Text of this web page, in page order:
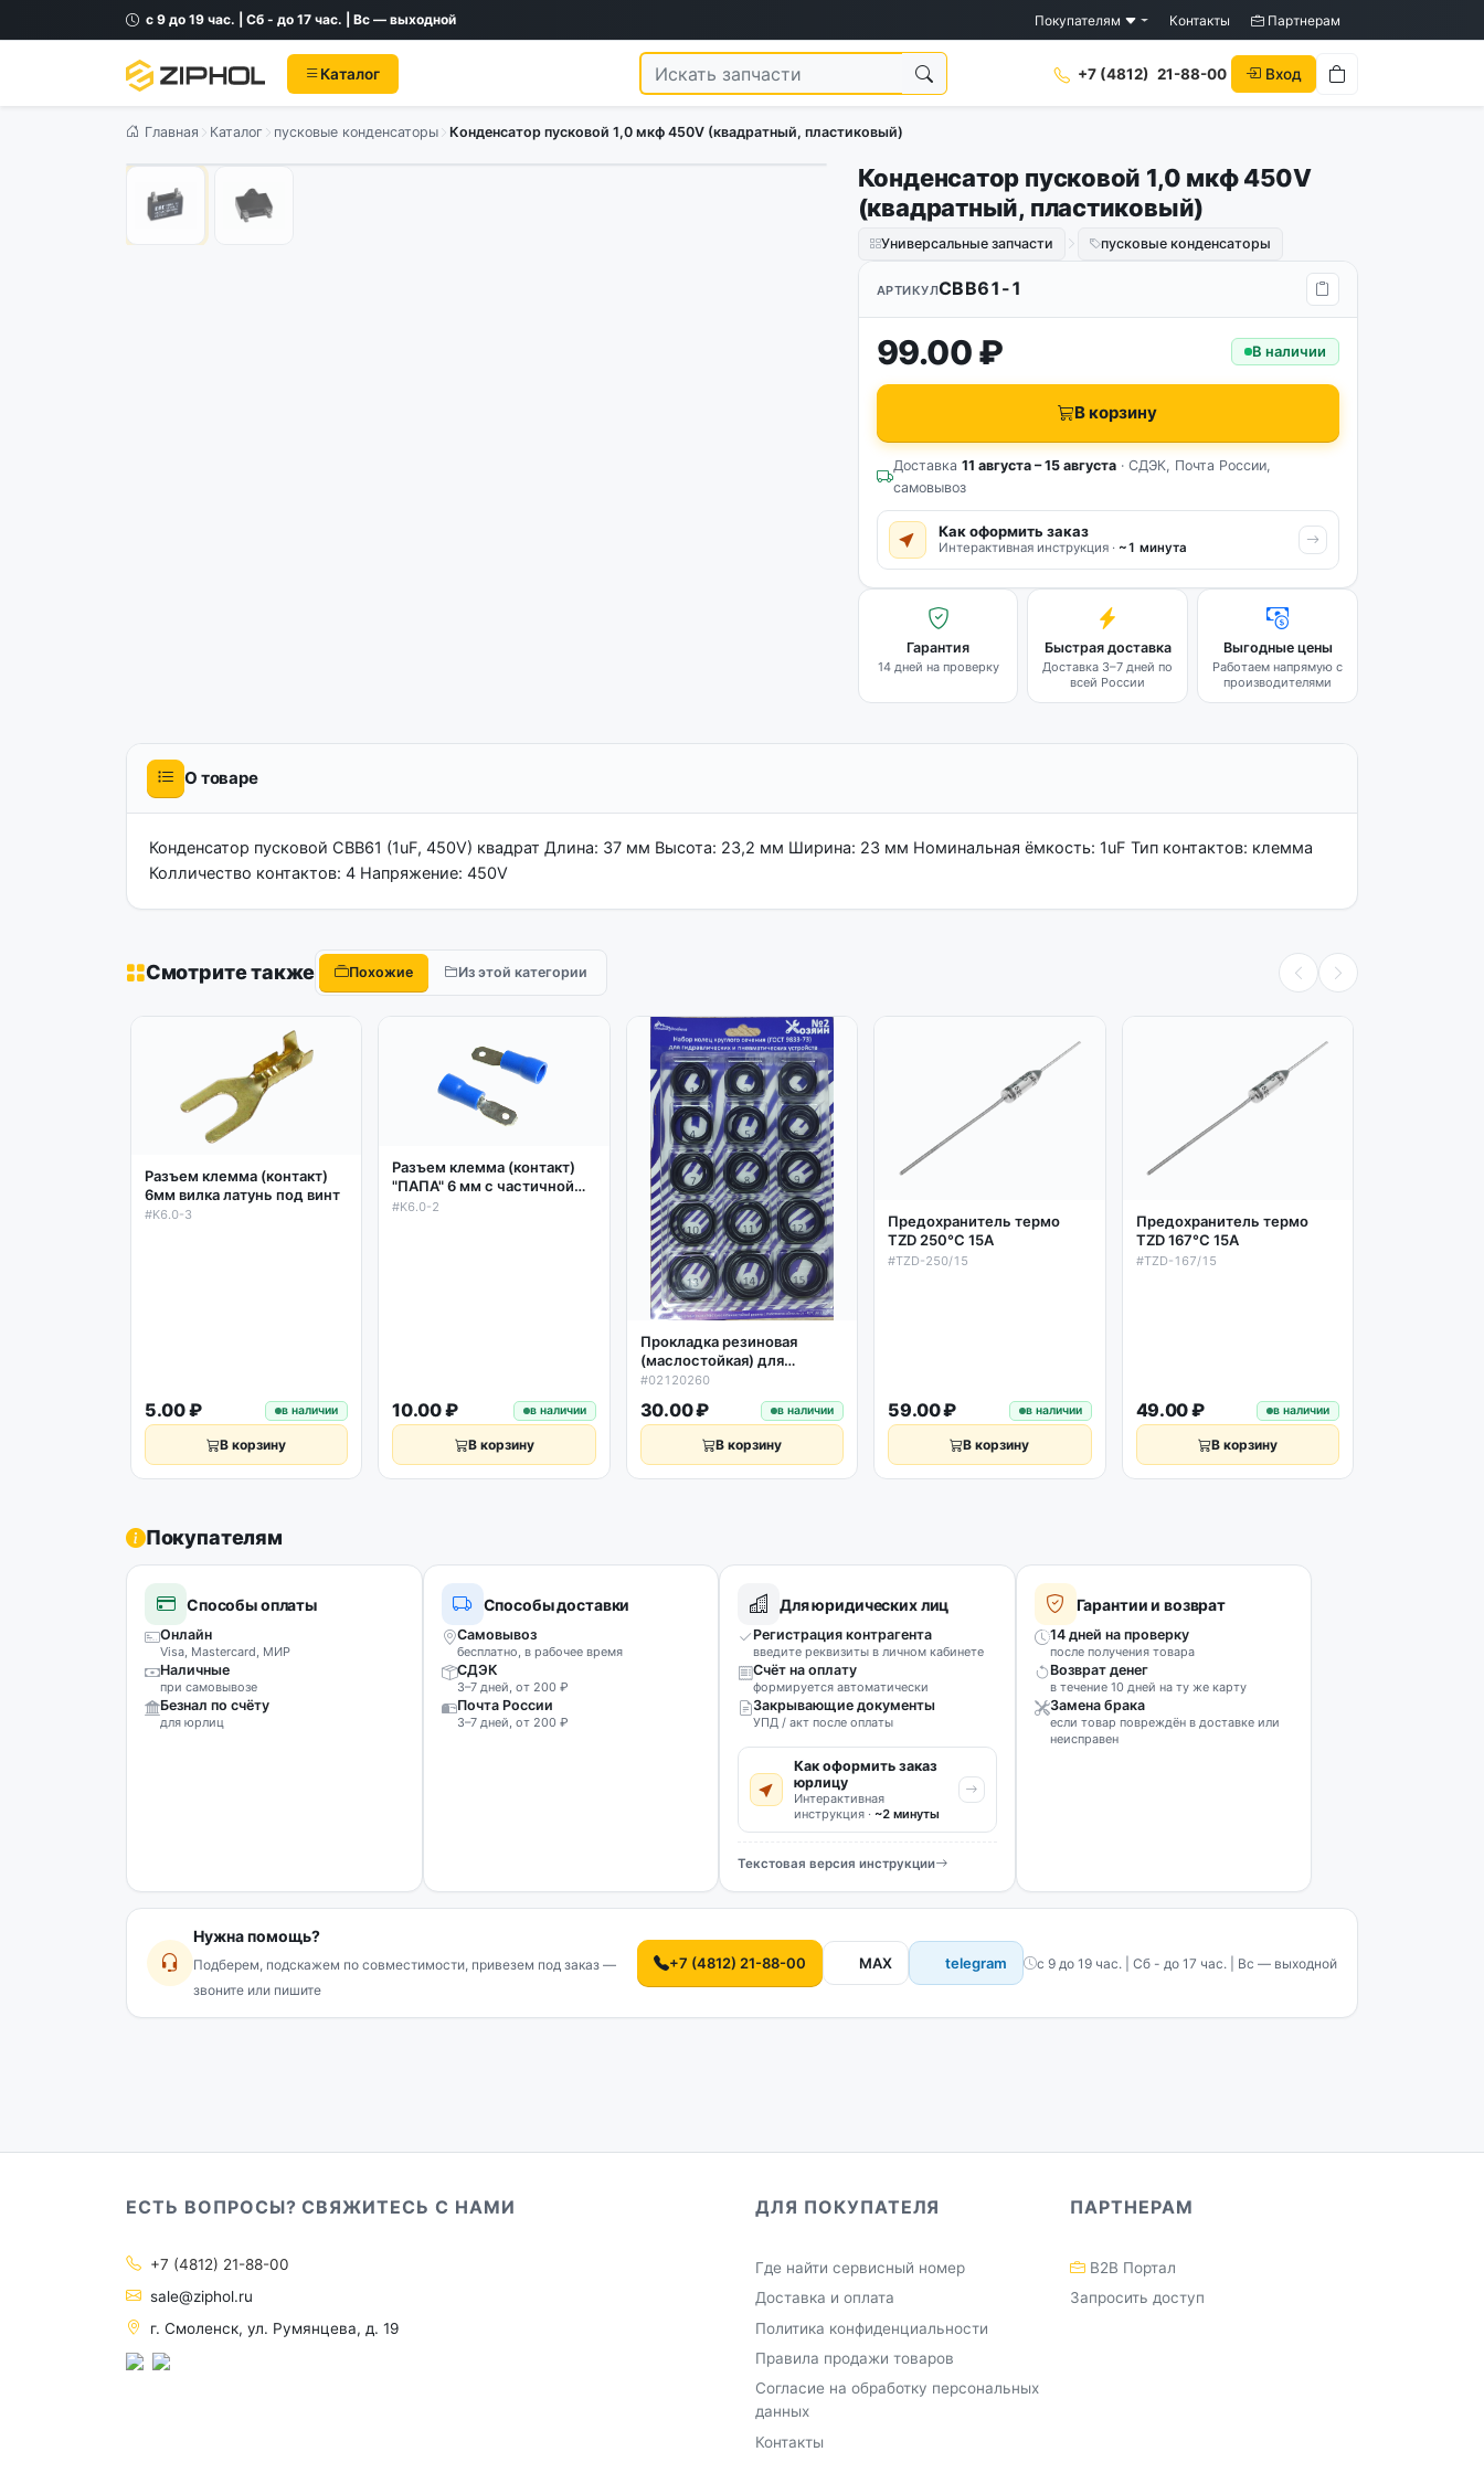
с 9 до 19 час. | Сб - до 17 час. | Вс — выходной Покупателям Контакты Партнерам
Каталог +7 (4812) 21-88-00 Вход
Главная Каталог пусковые конденсаторы Конденсатор пусковой 1,0 мкф 450V (квадратный, пластиковый)
Конденсатор пусковой 1,0 мкф 450V
(квадратный, пластиковый)
Универсальные запчасти пусковые конденсаторы
АРТИКУЛCBB61-1
99.00 ₽ В наличии
В корзину
Доставка 11 августа – 15 августа· СДЭК, Почта России,
самовывоз
Как оформить заказ
Интерактивная инструкция · ~1 минута
Гарантия
14 дней на проверку
Быстрая доставка
Доставка 3–7 дней по
всей России
Выгодные цены
Работаем напрямую с
производителями
О товаре
Конденсатор пусковой CBB61 (1uF, 450V) квадрат Длина: 37 мм Высота: 23,2 мм Ширина: 23 мм Номинальная ёмкость: 1uF Тип контактов: клемма
Колличество контактов: 4 Напряжение: 450V
Смотрите также Похожие Из этой категории
Разъем клемма (контакт)
6мм вилка латунь под винт
#K6.0-3
5.00 ₽ в наличии
В корзину
Разъем клемма (контакт)
"ПАПА" 6 мм с частичной
изоляцией
#K6.0-2
10.00 ₽ в наличии
В корзину
Прокладка резиновая
(маслостойкая) для
гидравлических и
пневматических устройств
#02120260
30.00 ₽ в наличии
В корзину
Предохранитель термо
TZD 250°C 15A
#TZD-250/15
59.00 ₽ в наличии
В корзину
Предохранитель термо
TZD 167°C 15A
#TZD-167/15
49.00 ₽ в наличии
В корзину
Покупателям
Способы оплаты
Онлайн
Visa, Mastercard, МИР
Наличные
при самовывозе
Безнал по счёту
для юрлиц
Способы доставки
Самовывоз
бесплатно, в рабочее время
СДЭК
3–7 дней, от 200 ₽
Почта России
3–7 дней, от 200 ₽
Для юридических лиц
Регистрация контрагента
введите реквизиты в личном кабинете
Счёт на оплату
формируется автоматически
Закрывающие документы
УПД / акт после оплаты
Как оформить заказ
юрлицу
Интерактивная
инструкция · ~2 минуты
Текстовая версия инструкции
Гарантии и возврат
14 дней на проверку
после получения товара
Возврат денег
в течение 10 дней на ту же карту
Замена брака
если товар повреждён в доставке или
неисправен
Нужна помощь?
Подберем, подскажем по совместимости, привезем под заказ —
звоните или пишите
+7 (4812) 21-88-00 MAX telegram с 9 до 19 час. | Сб - до 17 час. | Вс — выходной
ЕСТЬ ВОПРОСЫ? СВЯЖИТЕСЬ С НАМИ
+7 (4812) 21-88-00
sale@ziphol.ru
г. Смоленск, ул. Румянцева, д. 19
ДЛЯ ПОКУПАТЕЛЯ
Где найти сервисный номер
Доставка и оплата
Политика конфиденциальности
Правила продажи товаров
Согласие на обработку персональных
данных
Контакты
ПАРТНЕРАМ
B2B Портал
Запросить доступ